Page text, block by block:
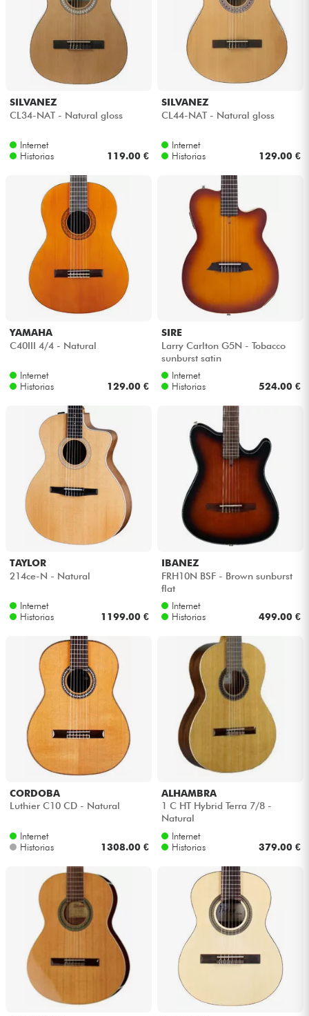
SILVANEZ
CL34-NAT - Natural gloss
Internet
Historias
119.00 €
SILVANEZ
CL44-NAT - Natural gloss
Internet
Historias
129.00 €
YAMAHA
C40III 4/4 - Natural
Internet
Historias
129.00 €
SIRE
Larry Carlton G5N - Tobacco
sunburst satin
Internet
Historias
524.00 €
TAYLOR
214ce-N - Natural
Internet
Historias
1199.00 €
IBANEZ
FRH10N BSF - Brown sunburst
flat
Internet
Historias
499.00 €
CORDOBA
Luthier C10 CD - Natural
Internet
Historias
1308.00 €
ALHAMBRA
1 C HT Hybrid Terra 7/8 -
Natural
Internet
Historias
379.00 €